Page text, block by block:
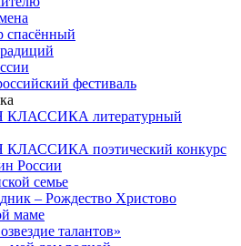
фестиваль
литературный
поэтический конкурс
России
семье
– Рождество Христово
маме
талантов»